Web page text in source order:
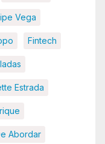
Vega
Fintech
Estrada
Abordar